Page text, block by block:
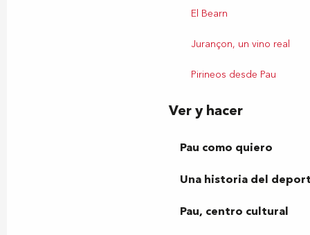
El Bearn
Jurançon, un vino real
Pirineos desde Pau
Ver y hacer
Pau como quiero
Una historia del
Pau, centro cultural